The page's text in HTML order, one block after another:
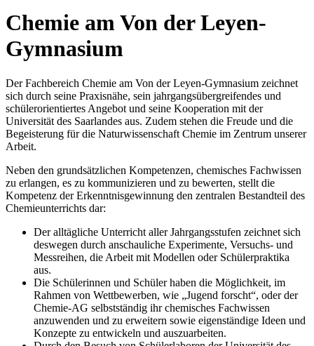
Chemie am Von der Leyen-
Gymnasium
Der Fachbereich Chemie am Von der Leyen-Gymnasium zeichnet
sich durch seine Praxisnähe, sein jahrgangsübergreifendes und
schülerorientiertes Angebot und seine Kooperation mit der
Universität des Saarlandes aus. Zudem stehen die Freude und die
Begeisterung für die Naturwissenschaft Chemie im Zentrum unserer
Arbeit.
Neben den grundsätzlichen Kompetenzen, chemisches Fachwissen
zu erlangen, es zu kommunizieren und zu bewerten, stellt die
Kompetenz der Erkenntnisgewinnung den zentralen Bestandteil des
Chemieunterrichts dar:
Der alltägliche Unterricht aller Jahrgangsstufen zeichnet sich
deswegen durch anschauliche Experimente, Versuchs- und
Messreihen, die Arbeit mit Modellen oder Schülerpraktika
aus.
Die Schülerinnen und Schüler haben die Möglichkeit, im
Rahmen von Wettbewerben, wie „Jugend forscht“, oder der
Chemie-AG selbstständig ihr chemisches Fachwissen
anzuwenden und zu erweitern sowie eigenständige Ideen und
Konzepte zu entwickeln und auszuarbeiten.